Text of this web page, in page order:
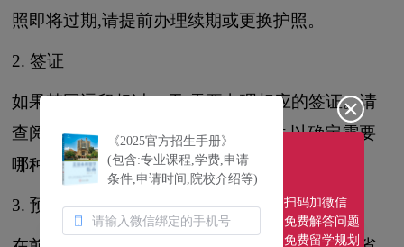
照即将过期,请提前办理续期或更换护照。
2. 签证
如果韩国逗留超过90天,需要办理相应的签证。请
查阅韩国驻你所在国家大使馆的网站,以确定需要
哪种签证。
3. 预订酒店
《2025官方招生手册》
(包含:专业课程,学费,申请
条件,申请时间,院校介绍等)
扫码加微信
免费解答问题
免费留学规划